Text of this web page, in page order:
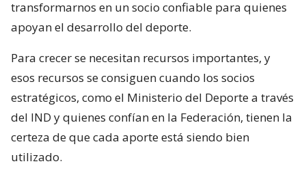
transformarnos en un socio confiable para quienes
apoyan el desarrollo del deporte.
Para crecer se necesitan recursos importantes, y
esos recursos se consiguen cuando los socios
estratégicos, como el Ministerio del Deporte a través
del IND y quienes confían en la Federación, tienen la
certeza de que cada aporte está siendo bien
utilizado.